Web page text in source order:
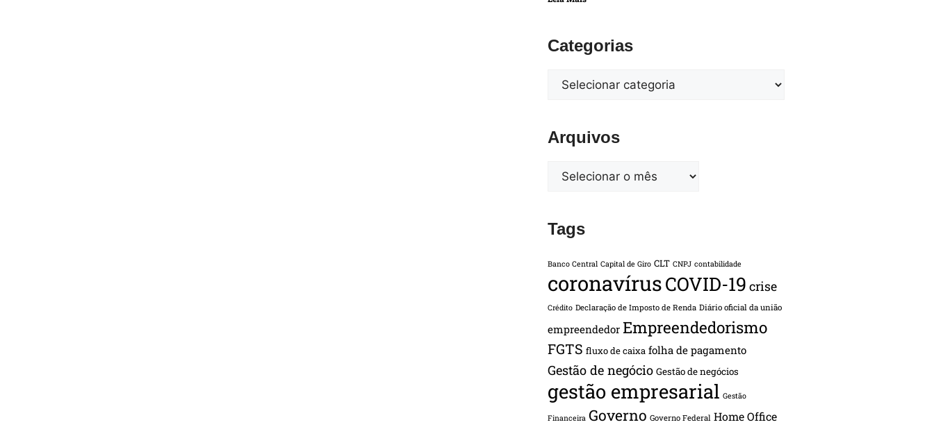
Categorias
Arquivos
Tags
Banco Central Capital de Giro CLT CNPJ contabilidade
coronavírusCOVID-19 crise
Crédito Declaração de Imposto de Renda Diário oficial da união
empreendedor Empreendedorismo
FGTS fluxo de caixa folha de pagamento
Gestão de negócio Gestão de negócios
gestão empresarial Gestão
Financeira Governo Governo Federal Home Office